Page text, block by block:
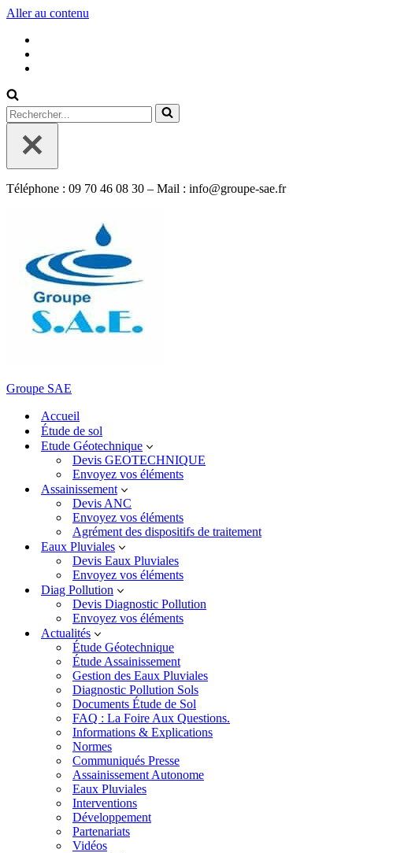
Aller au contenu
Rechercher...
Téléphone : 09 70 46 08 30 – Mail : info@groupe-sae.fr
Groupe SAE
Accueil
Étude de sol
Etude Géotechnique
Devis GEOTECHNIQUE
Envoyez vos éléments
Assainissement
Devis ANC
Envoyez vos éléments
Agrément des dispositifs de traitement
Eaux Pluviales
Devis Eaux Pluviales
Envoyez vos éléments
Diag Pollution
Devis Diagnostic Pollution
Envoyez vos éléments
Actualités
Étude Géotechnique
Étude Assainissement
Gestion des Eaux Pluviales
Diagnostic Pollution Sols
Documents Étude de Sol
FAQ : La Foire Aux Questions.
Informations & Explications
Normes
Communiqués Presse
Assainissement Autonome
Eaux Pluviales
Interventions
Développement
Partenariats
Vidéos